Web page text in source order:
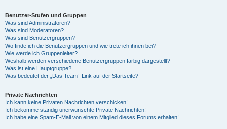
Benutzer-Stufen und Gruppen
Was sind Administratoren?
Was sind Moderatoren?
Was sind Benutzergruppen?
Wo finde ich die Benutzergruppen und wie trete ich ihnen bei?
Wie werde ich Gruppenleiter?
Weshalb werden verschiedene Benutzergruppen farbig dargestellt?
Was ist eine Hauptgruppe?
Was bedeutet der „Das Team“-Link auf der Startseite?
Private Nachrichten
Ich kann keine Privaten Nachrichten verschicken!
Ich bekomme ständig unerwünschte Private Nachrichten!
Ich habe eine Spam-E-Mail von einem Mitglied dieses Forums erhalten!